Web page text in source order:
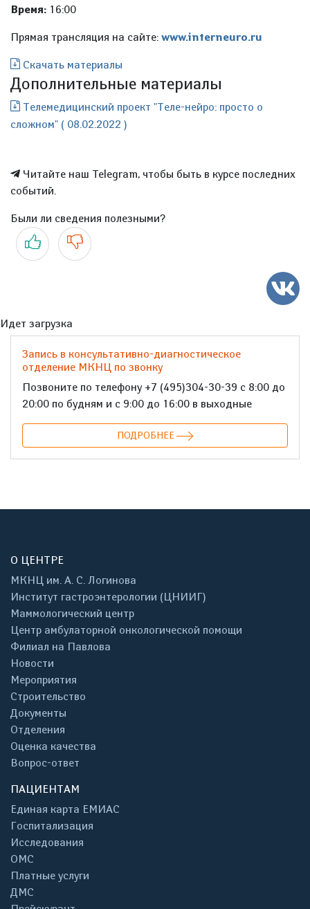
Время: 16:00
Прямая трансляция на сайте: www.interneuro.ru
Скачать материалы
Дополнительные материалы
Телемедицинский проект "Теле-нейро: просто о
сложном" ( 08.02.2022 )
Читайте наш Telegram, чтобы быть в курсе последних
событий.
Были ли сведения полезными?
Да
Идет загрузка
Запись в консультативно-диагностическое
отделение МКНЦ по звонку
Позвоните по телефону +7 (495)304-30-39 с 8:00 до
20:00 по будням и с 9:00 до 16:00 в выходные
ПОДРОБНЕЕ
О ЦЕНТРЕ
МКНЦ им. А. С. Логинова
Институт гастроэнтерологии (ЦНИИГ)
Маммологический центр
Центр амбулаторной онкологической помощи
Филиал на Павлова
Новости
Мероприятия
Строительство
Документы
Отделения
Оценка качества
Вопрос-ответ
ПАЦИЕНТАМ
Единая карта ЕМИАС
Госпитализация
Исследования
ОМС
Платные услуги
ДМС